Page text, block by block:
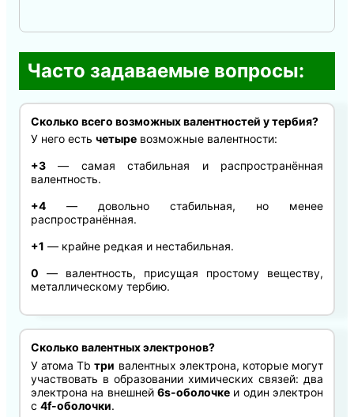
Часто задаваемые вопросы:
Сколько всего возможных валентностей у тербия?
У него есть четыревозможные валентности:
+3— самая стабильная и распространённая
валентность.
+4— довольно стабильная, но менее
распространённая.
+1 — крайне редкая и нестабильная.
0 — валентность, присущая простому веществу,
металлическому тербию.
Сколько валентных электронов?
У атома Tbтри валентных электрона, которые могут
участвовать в образовании химических связей: два
электрона на внешней 6s-оболочке и один электрон
с 4f-оболочки.